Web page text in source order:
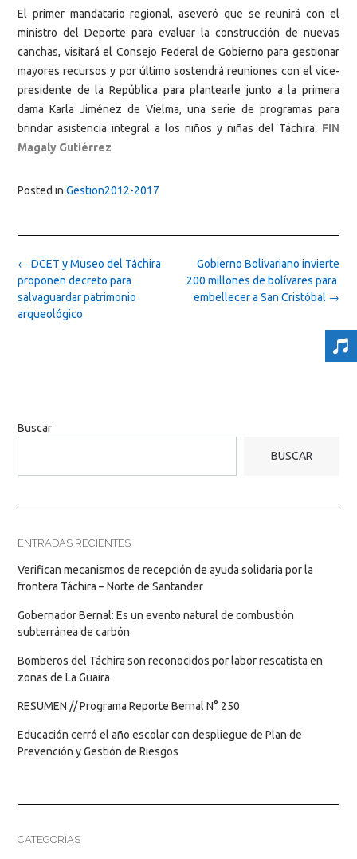
El primer mandatario regional, aseveró que se reunirá con el
ministro del Deporte para evaluar la construcción de nuevas
canchas, visitará el Consejo Federal de Gobierno para gestionar
mayores recursos y por último sostendrá reuniones con el vice-
presidente de la República para plantearle junto a la primera
dama Karla Jiménez de Vielma, una serie de programas para
brindar asistencia integral a los niños y niñas del Táchira. FIN
Magaly Gutiérrez
Posted in Gestion2012-2017
Post
navigation
Gobierno Bolivariano invierte
200 millones de bolívares para
embellecer a San Cristóbal →
← DCET y Museo del Táchira
proponen decreto para
salvaguardar patrimonio
arqueológico
Buscar
BUSCAR
ENTRADAS RECIENTES
Verifican mecanismos de recepción de ayuda solidaria por la
frontera Táchira – Norte de Santander
Gobernador Bernal: Es un evento natural de combustión
subterránea de carbón
Bomberos del Táchira son reconocidos por labor rescatista en
zonas de La Guaira
RESUMEN // Programa Reporte Bernal N° 250
Educación cerró el año escolar con despliegue de Plan de
Prevención y Gestión de Riesgos
CATEGORÍAS